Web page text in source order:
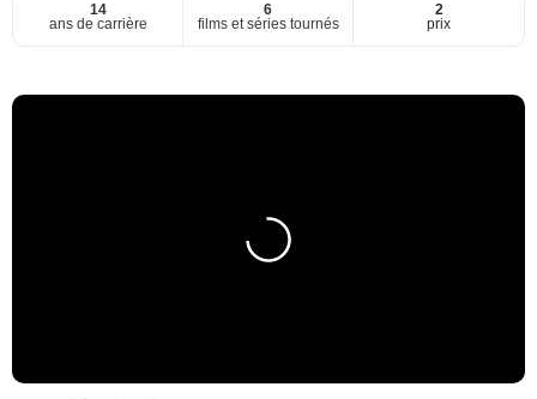
14
ans de carrière
6
films et séries tournés
2
prix